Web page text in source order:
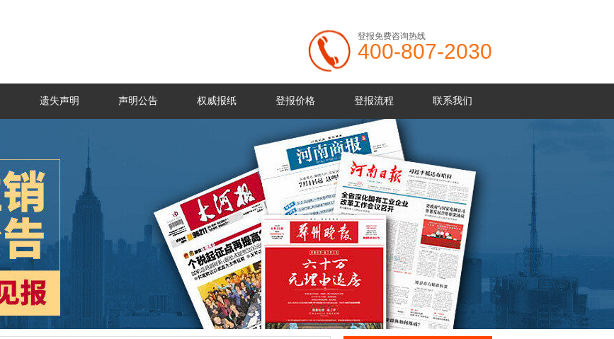
登报免费咨询热线
400-807-2030
遗失声明 声明公告 权威报纸 登报价格 登报流程 联系我们